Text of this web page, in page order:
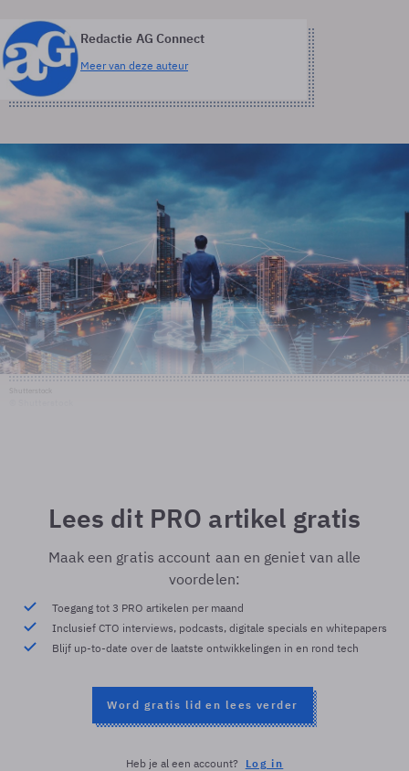
Redactie AG Connect
Meer van deze auteur
Lees dit PRO artikel gratis
Maak een gratis account aan en geniet van alle
voordelen:
Toegang tot 3 PRO artikelen per maand
Inclusief CTO interviews, podcasts, digitale specials en whitepapers
Blijf up-to-date over de laatste ontwikkelingen in en rond tech
Word gratis lid en lees verder
Heb je al een account? Log in